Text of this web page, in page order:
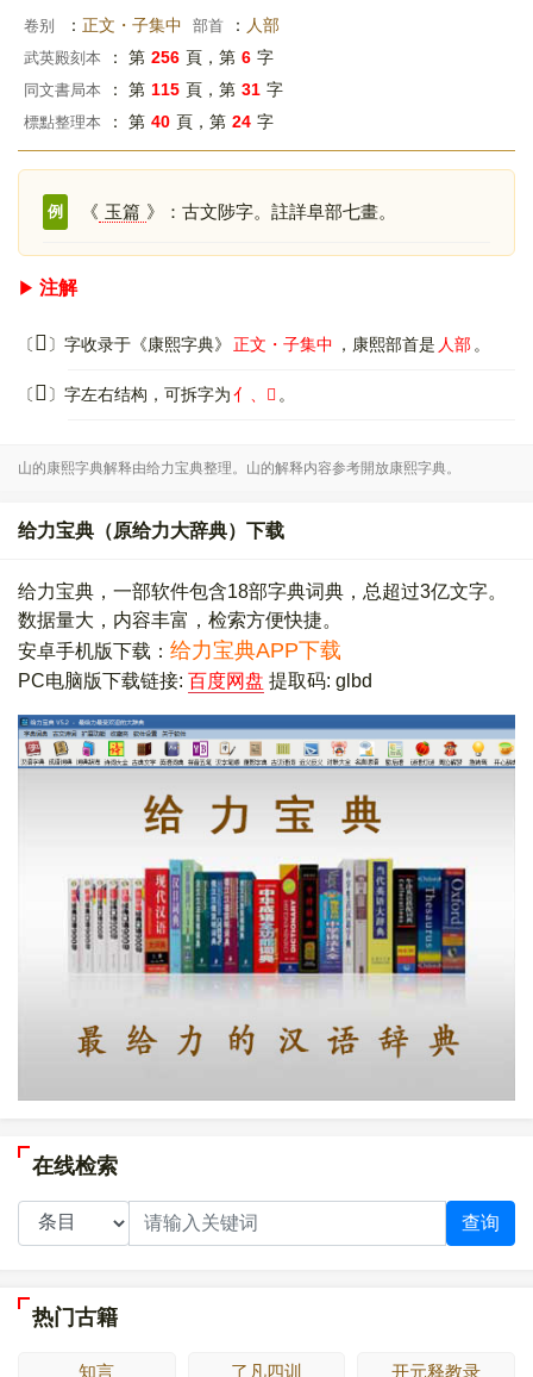
卷别 ： 正文・子集中 部首 ： 人部
武英殿刻本 ： 第 256 頁，第 6 字
同文書局本 ： 第 115 頁，第 31 字
標點整理本 ： 第 40 頁，第 24 字
例 《 玉篇 》：古文陟字。註詳阜部七畫。
注解
〔 𠌹 〕字收录于《康熙字典》 正文・子集中 ，康熙部首是 人部 。
〔 𠌹 〕字左右结构，可拆字为亻、𣥶 。
山的康熙字典解释由给力宝典整理。山的解释内容参考開放康熙字典。
给力宝典（原给力大辞典）下载
给力宝典，一部软件包含18部字典词典，总超过3亿文字。
数据量大，内容丰富，检索方便快捷。
安卓手机版下载： 给力宝典APP下载
PC电脑版下载链接: 百度网盘 提取码: glbd
在线检索
查询
热门古籍
知言 了凡四训 开元释教录